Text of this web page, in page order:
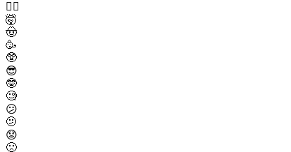
😵‍💫
🤯
🤠
🥳
🥸
😎
🤓
🧐
😕
🫤
😟
🙁